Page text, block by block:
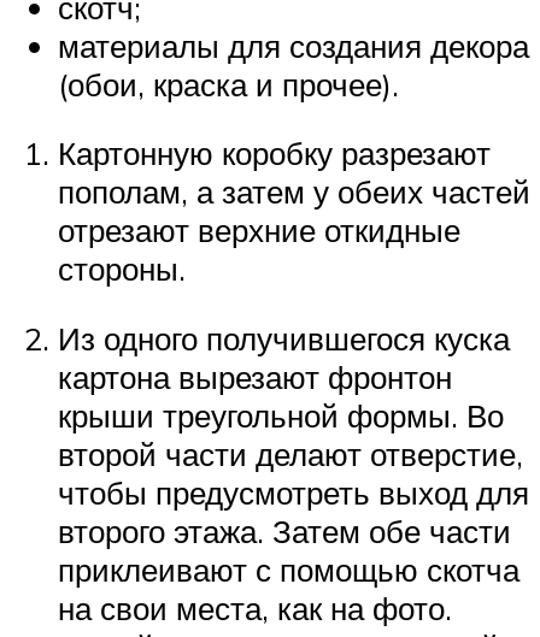
материалы для создания декора
(обои, краска и прочее).
Картонную коробку разрезают
пополам, а затем у обеих частей
отрезают верхние откидные
стороны.
Из одного получившегося куска
картона вырезают фронтон
крыши треугольной формы. Во
второй части делают отверстие,
чтобы предусмотреть выход для
второго этажа. Затем обе части
приклеивают с помощью скотча
на свои места, как на фото.